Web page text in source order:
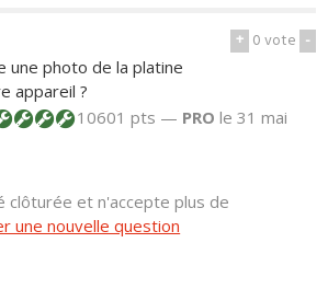
+ 0vote -
une photo de la platine
appareil ?
10601 pts — PRO le 31 mai
clôturée et n'accepte plus de
une nouvelle question